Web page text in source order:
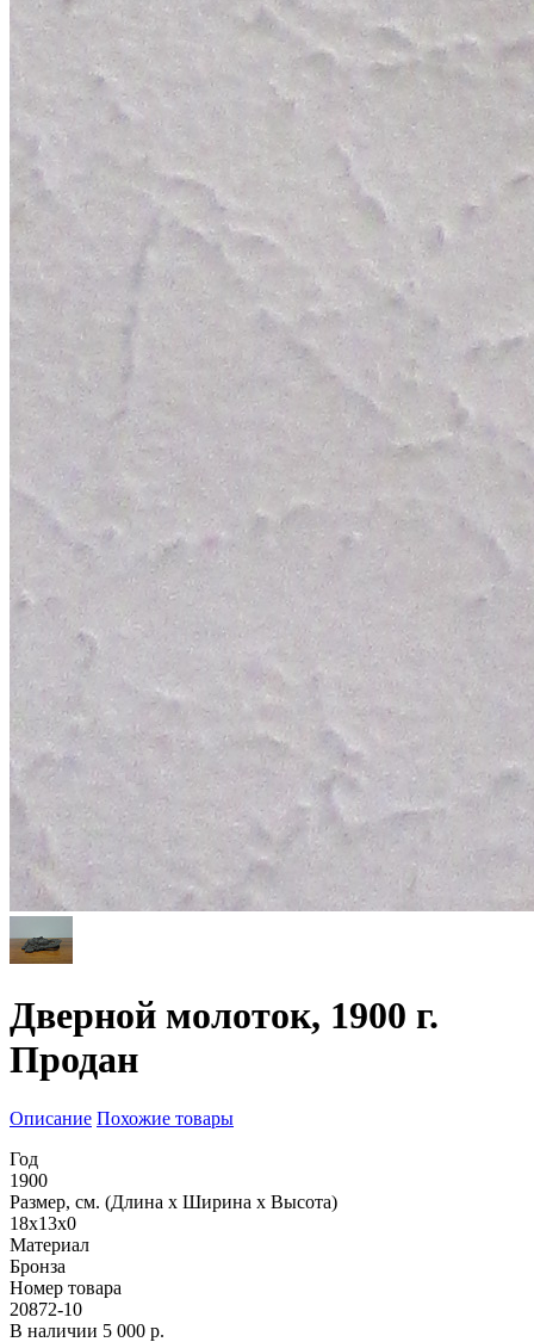
Дверной молоток, 1900 г.
Продан
Описание Похожие товары
Год
1900
Размер, см. (Длина х Ширина х Высота)
18x13x0
Материал
Бронза
Номер товара
20872-10
В наличии 5 000 р.